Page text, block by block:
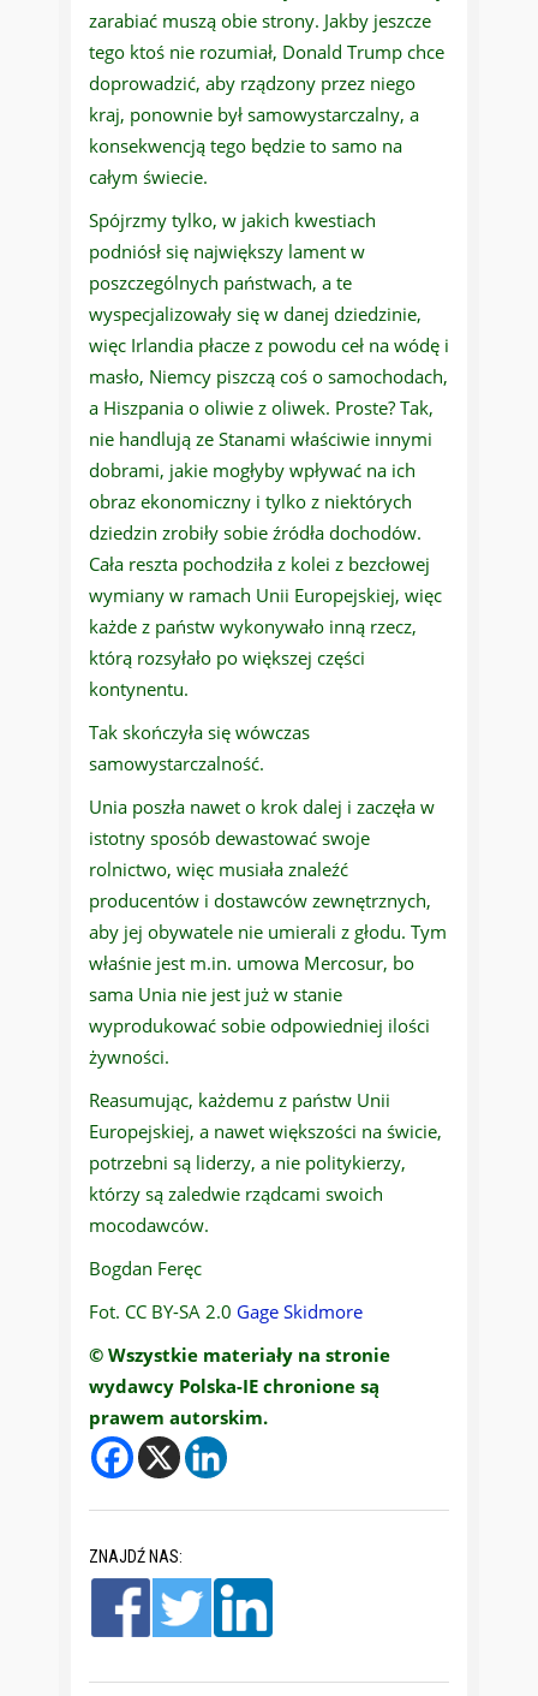
zarabiać muszą obie strony. Jakby jeszcze
tego ktoś nie rozumiał, Donald Trump chce
doprowadzić, aby rządzony przez niego
kraj, ponownie był samowystarczalny, a
konsekwencją tego będzie to samo na
całym świecie.
Spójrzmy tylko, w jakich kwestiach
podniósł się największy lament w
poszczególnych państwach, a te
wyspecjalizowały się w danej dziedzinie,
więc Irlandia płacze z powodu ceł na wódę i
masło, Niemcy piszczą coś o samochodach,
a Hiszpania o oliwie z oliwek. Proste? Tak,
nie handlują ze Stanami właściwie innymi
dobrami, jakie mogłyby wpływać na ich
obraz ekonomiczny i tylko z niektórych
dziedzin zrobiły sobie źródła dochodów.
Cała reszta pochodziła z kolei z bezcłowej
wymiany w ramach Unii Europejskiej, więc
każde z państw wykonywało inną rzecz,
którą rozsyłało po większej części
kontynentu.
Tak skończyła się wówczas
samowystarczalność.
Unia poszła nawet o krok dalej i zaczęła w
istotny sposób dewastować swoje
rolnictwo, więc musiała znaleźć
producentów i dostawców zewnętrznych,
aby jej obywatele nie umierali z głodu. Tym
właśnie jest m.in. umowa Mercosur, bo
sama Unia nie jest już w stanie
wyprodukować sobie odpowiedniej ilości
żywności.
Reasumując, każdemu z państw Unii
Europejskiej, a nawet większości na świcie,
potrzebni są liderzy, a nie politykierzy,
którzy są zaledwie rządcami swoich
mocodawców.
Bogdan Feręc
Fot. CC BY-SA 2.0 Gage Skidmore
© Wszystkie materiały na stronie
wydawcy Polska-IE chronione są
prawem autorskim.
ZNAJDŹ NAS: